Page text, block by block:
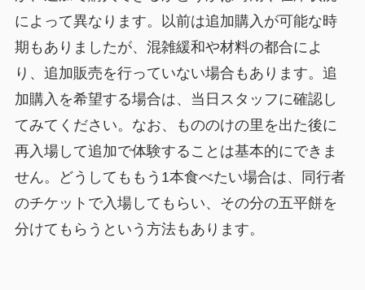
によって異なります。以前は追加購入が可能な時
期もありましたが、混雑緩和や材料の都合によ
り、追加販売を行っていない場合もあります。追
加購入を希望する場合は、当日スタッフに確認し
てみてください。なお、もののけの里を出た後に
再入場して追加で体験することは基本的にできま
せん。どうしてももう1本食べたい場合は、同行者
のチケットで入場してもらい、その分の五平餅を
分けてもらうという方法もあります。